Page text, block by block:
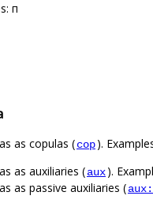
п
as copulas (cop).
as auxiliaries (aux).
as passive auxiliaries (